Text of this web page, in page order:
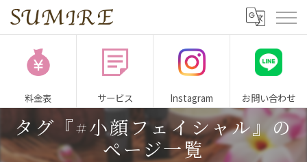
料金表 サービス Instagram お問い合わせ
タグ『#小顔フェイシャル』の
ページ一覧